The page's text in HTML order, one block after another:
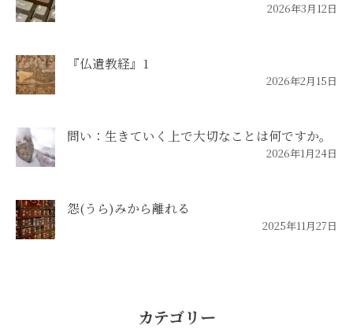
2026年3月12日
『仏遺教経』1
2026年2月15日
問い：生きていく上で大切なことは何ですか。
2026年1月24日
怨(うら)みから離れる
2025年11月27日
カテゴリー